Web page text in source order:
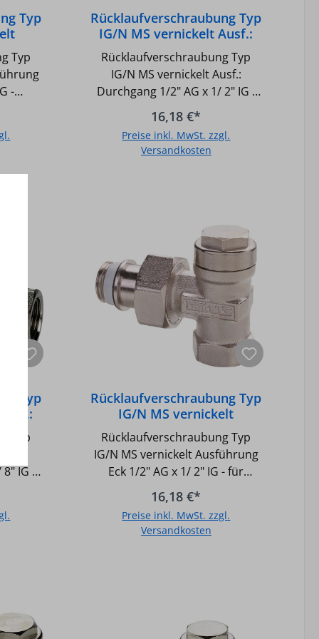
Typ
x
Typ
-
-
mit
-
in
-
und
Rücklaufverschraubung Typ
IG/N MS vernickelt Ausf.:
Durchgang 1/2" AG x 1/2" IG
Rücklaufverschraubung Typ
IG/N MS vernickelt Ausf.:
Durchgang 1/2" AG x 1/ 2" IG -
Absperrbar - Regulierbar -
Druck max.: 10 bar - Temperatur
max.: 110GradC (130GradC
kurzzeitig) - Selbstdichtend mit
und Weichstahlrohre in
Verbindung mit Simplex
Klemmringverschraubung
16,18 €*
Preise inkl. MwSt. zzgl.
Versandkosten
Typ
8" IG
Typ
IG -
-
mit
Rücklaufverschraubung Typ
IG/N MS vernickelt
Ausführung Eck 1/2" AG x
1/2" IG
Rücklaufverschraubung Typ
IG/N MS vernickelt Ausführung
Eck 1/2" AG x 1/ 2" IG - für
Gewinderohre sowie Kupfer-
und Weichstahlrohre in
Verbindung mit Simplex
Klemmringverschraubung, -
Gewindeeinschneiddichtung -
16,18 €*
Preise inkl. MwSt. zzgl.
Versandkosten